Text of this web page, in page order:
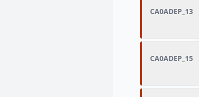
CA0ADEP_13
CA0ADEP_15